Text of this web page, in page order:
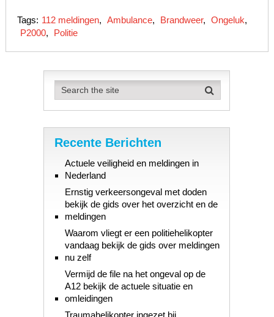
Tags: 112 meldingen, Ambulance, Brandweer, Ongeluk,
P2000, Politie
Recente Berichten
Actuele veiligheid en meldingen in
Nederland
Ernstig verkeersongeval met doden
bekijk de gids over het overzicht en de
meldingen
Waarom vliegt er een politiehelikopter
vandaag bekijk de gids over meldingen
nu zelf
Vermijd de file na het ongeval op de
A12 bekijk de actuele situatie en
omleidingen
Traumahelikopter ingezet bij